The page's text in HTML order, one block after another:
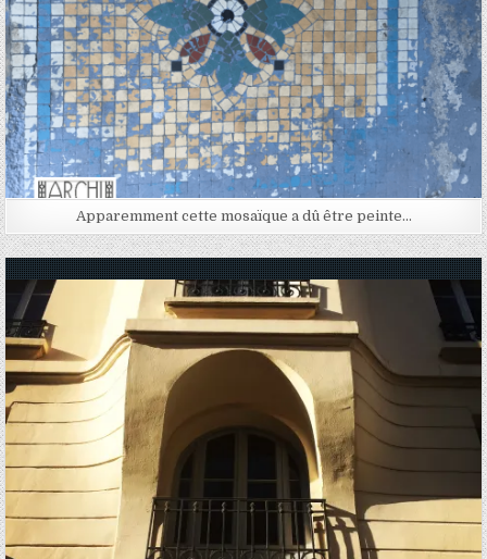
Apparemment cette mosaïque a dû être peinte…
Posted in